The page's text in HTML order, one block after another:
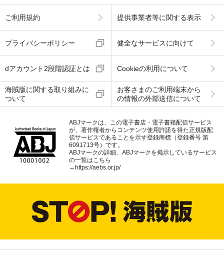
ご利用規約 提供事業者等に関する表示
プライバシーポリシー 健全なサービスに向けて
dアカウント2段階認証とは Cookieの利用について
海賊版に関する取り組みに
ついて
お客さまのご利用端末から
の情報の外部送信について
ABJマークは、この電子書店・電子書籍配信サービス
が、著作権者からコンテンツ使用許諾を得た正規版配
信サービスであることを示す登録商標（登録番号 第
6091713号）です。
ABJマークの詳細、ABJマークを掲示しているサービス
の一覧はこちら
→https://aebs.or.jp/